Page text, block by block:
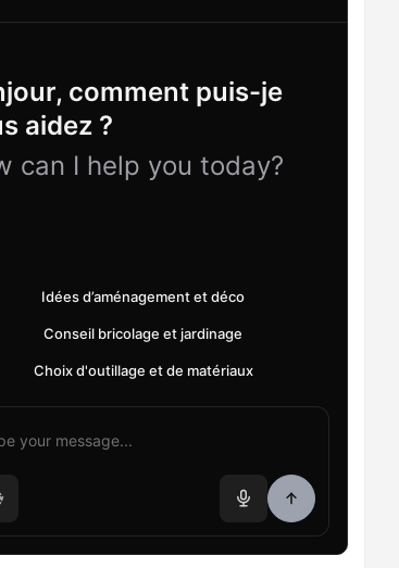
comment puis-je
aidez ?
can I help you today?
Idées d’aménagement et déco
Conseil bricolage et jardinage
Choix d'outillage et de matériaux